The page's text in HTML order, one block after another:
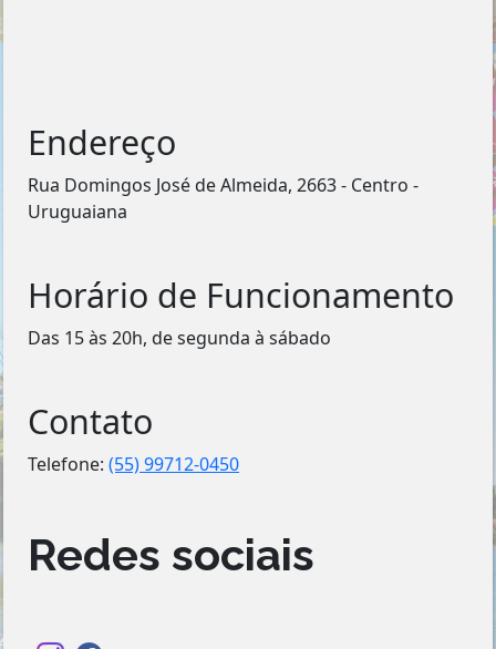
Endereço
Rua Domingos José de Almeida, 2663 - Centro -
Uruguaiana
Horário de Funcionamento
Das 15 às 20h, de segunda à sábado
Contato
Telefone:(55) 99712-0450
Redes sociais